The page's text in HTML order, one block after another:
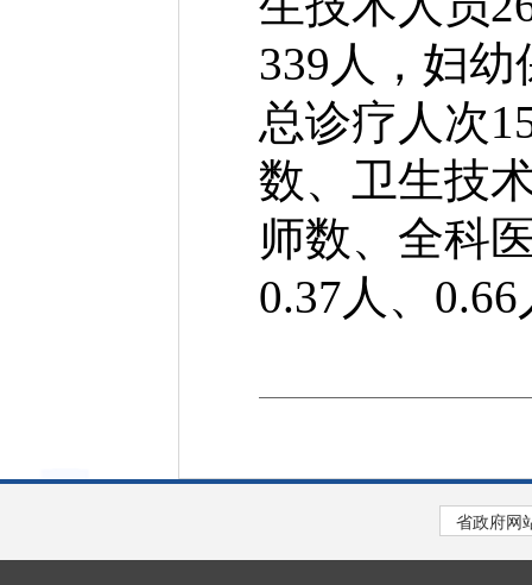
339人，妇
总诊疗人次
数、卫生技
师数、全科
0.37人、